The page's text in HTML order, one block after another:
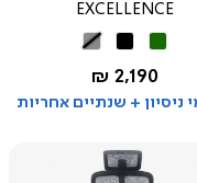
EXCELLENCE
שחוראפור
החל מ-
2,190 ₪